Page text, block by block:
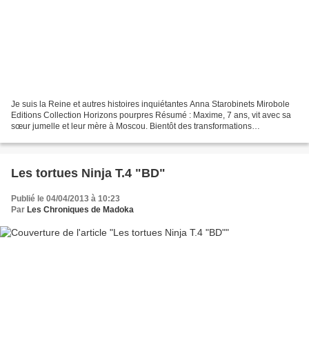
Je suis la Reine et autres histoires inquiétantes Anna Starobinets Mirobole
Editions Collection Horizons pourpres Résumé : Maxime, 7 ans, vit avec sa
sœur jumelle et leur mère à Moscou. Bientôt des transformations
Les tortues Ninja T.4 "BD"
Publié le 04/04/2013 à 10:23
Par Les Chroniques de Madoka